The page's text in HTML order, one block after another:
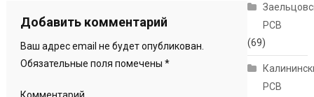
Добавить комментарий
Ваш адрес email не будет опубликован.
Обязательные поля помечены *
РСВ
(69)
РСВ